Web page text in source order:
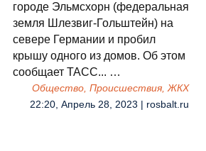
городе Эльмсхорн (федеральная
земля Шлезвиг-Гольштейн) на
севере Германии и пробил
крышу одного из домов. Об этом
сообщает ТАСС... …
Общество, Происшествия, ЖКХ
22:20, Апрель 28, 2023 | rosbalt.ru